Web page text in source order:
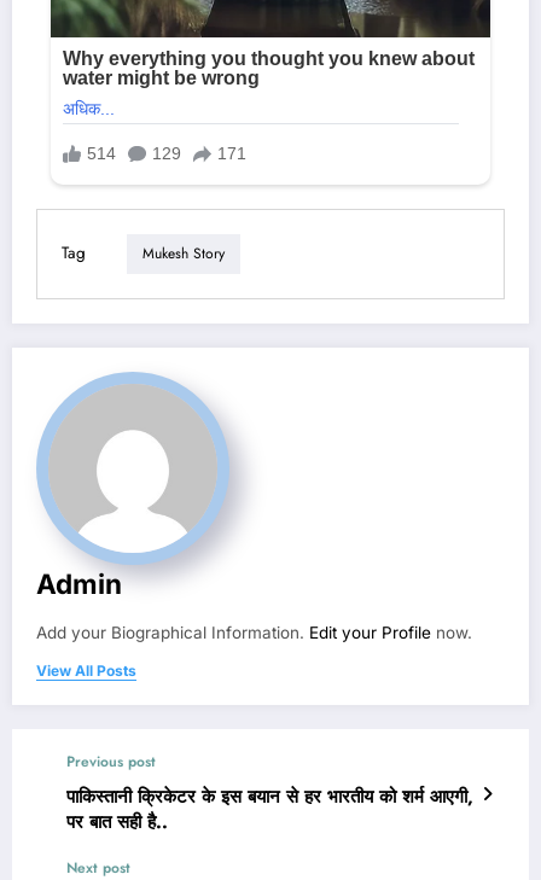
Tag Mukesh Story
Admin
Add your Biographical Information. Edit your Profile now.
View All Posts
Previous post
पाकिस्तानी क्रिकेटर के इस बयान से हर भारतीय को शर्म आएगी,
पर बात सही है..
Next post